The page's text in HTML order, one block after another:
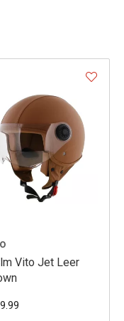
Vito Jet Leer